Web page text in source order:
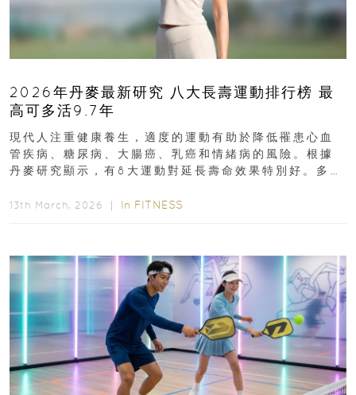
2026年丹麥最新研究 八大長壽運動排行榜 最
高可多活9.7年
現代人注重健康養生，適度的運動有助於降低罹患心血
管疾病、糖尿病、大腸癌、乳癌和情緒病的風險。根據
丹麥研究顯示，有8大運動對延長壽命效果特別好。多做
13th March, 2026 ｜ In FITNESS